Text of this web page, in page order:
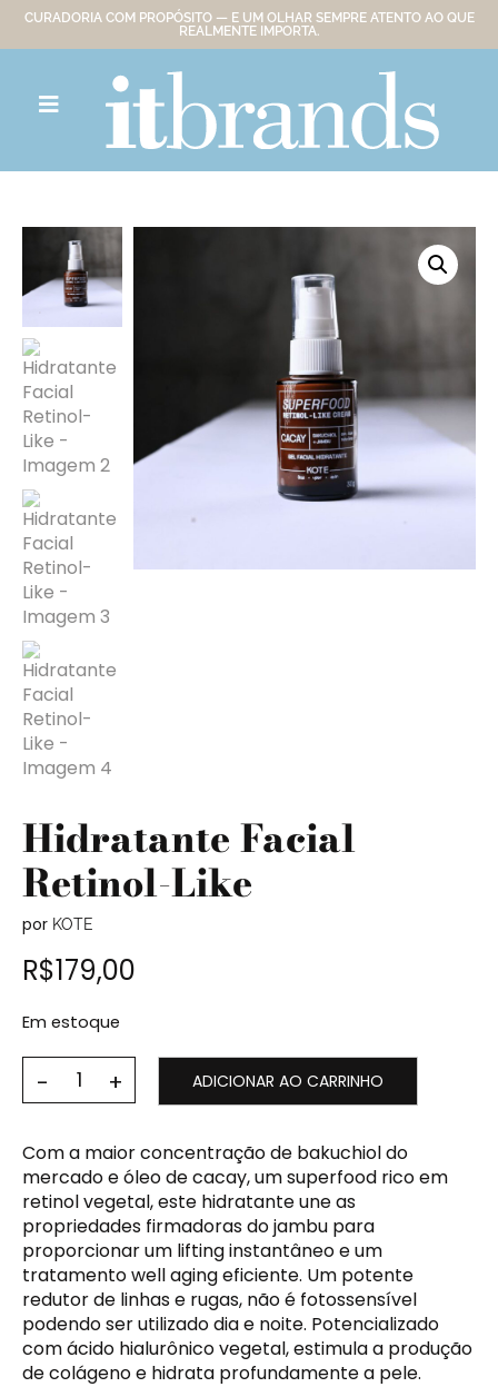
CURADORIA COM PROPÓSITO — E UM OLHAR SEMPRE ATENTO AO QUE
REALMENTE IMPORTA.
Hidratante Facial
Retinol-Like
por KOTE
R$179,00
Em estoque
ADICIONAR AO CARRINHO
Com a maior concentração de bakuchiol do
mercado e óleo de cacay, um superfood rico em
retinol vegetal, este hidratante une as
propriedades firmadoras do jambu para
proporcionar um lifting instantâneo e um
tratamento well aging eficiente. Um potente
redutor de linhas e rugas, não é fotossensível
podendo ser utilizado dia e noite. Potencializado
com ácido hialurônico vegetal, estimula a produção
de colágeno e hidrata profundamente a pele.